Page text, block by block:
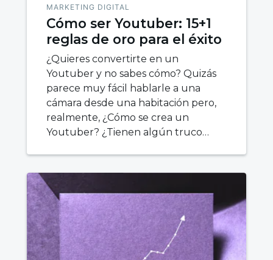
MARKETING DIGITAL
Cómo ser Youtuber: 15+1
reglas de oro para el éxito
¿Quieres convertirte en un
Youtuber y no sabes cómo? Quizás
parece muy fácil hablarle a una
cámara desde una habitación pero,
realmente, ¿Cómo se crea un
Youtuber? ¿Tienen algún truco…